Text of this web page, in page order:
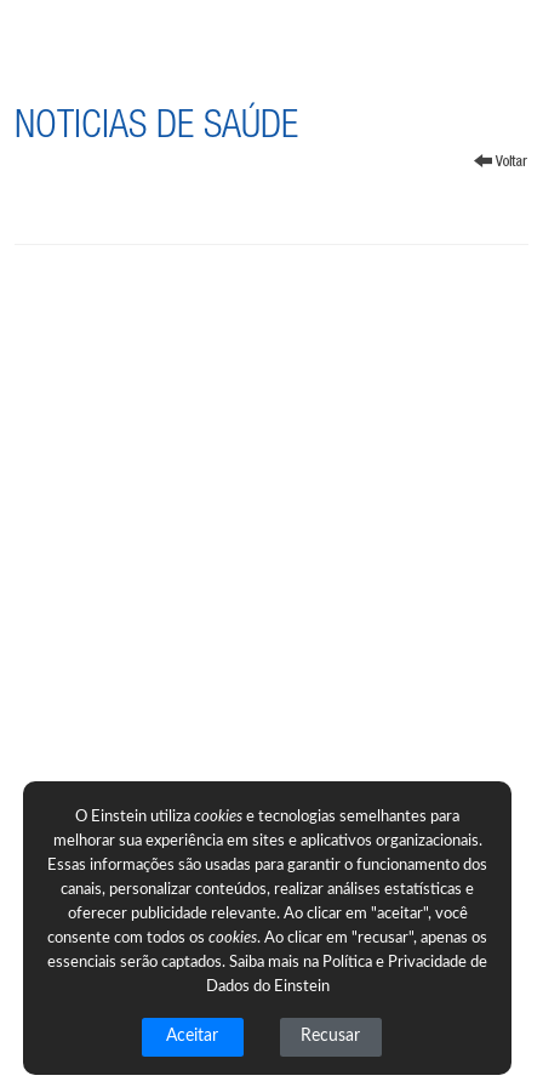
NOTICIAS DE SAÚDE
O Einstein utilizacookies e tecnologias semelhantes para
melhorar sua experiência em sites e aplicativos organizacionais.
Essas informações são usadas para garantir o funcionamento dos
canais, personalizar conteúdos, realizar análises estatísticas e
oferecer publicidade relevante. Ao clicar em "aceitar", você
consente com todos oscookies. Ao clicar em "recusar", apenas os
essenciais serão captados. Saiba mais na Política e Privacidade de
Dados do Einstein
Aceitar Recusar